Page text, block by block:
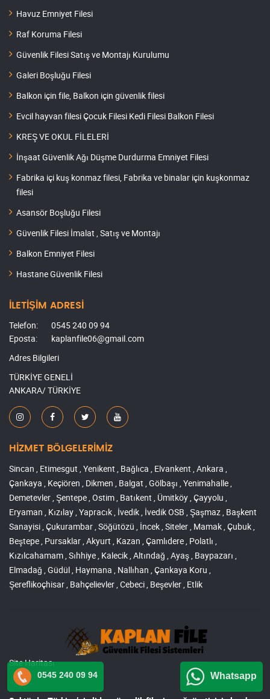
Havuz Emniyet Filesi
Raf Koruma Filesi
Güvenlik Filesi Satış ve Montajı Kurulumu
Galeri Boşluğu Filesi
Balkon için file, Balkon için güvenlik filesi
Evcil hayvan filesi Çocuk Filesi Kedi Filesi Balkon Filesi
KREŞ VE OKUL FİLELERİ
İnşaat Güvenlik Ağı Düşme Durdurma Emniyet Filesi
Fabrika içi kuş konmaz filesi, Fabrika ve binalar için kuşkonmaz
filesi
Asansör Boşluğu Filesi
Güvenlik Filesi İmalat , Satış ve Montajı
Balkon Emniyet Filesi
Hastane Güvenlik Filesi
İLETİŞİM ADRESİ
Telefon:
0545 240 09 94
Eposta:
kaplanfile06@gmail.com
Adres Bilgileri
TÜRKİYE GENELİ
ANKARA/ TÜRKİYE
HİZMET BÖLGELERİMİZ
Sincan , Etimesgut , Yenikent , Bağlıca , Elvankent , Ankara ,
Çankaya , Keçiören , Dikmen , Balgat , Gölbaşı , Yenimahalle ,
Demetevler , Şentepe , Ostim , Batıkent , Ümitköy , Çayyolu ,
Eryaman , Kızılay , Yapracık , İvedik , İvedik OSB , Şaşmaz , Başkent
Sanayisi , Çukurambar , Söğütözü , İncek , Siteler , Mamak , Çubuk ,
Beştepe , Pursaklar , Akyurt , Kazan , Çamlıdere , Polatlı ,
Kızılcahamam , Sıhhiye , Kalecik , Altındağ , Ayaş , Baypazarı ,
Elmadağ , Güdül , Haymana , Nallıhan , Çankaya Koru ,
Şereflikoçhisar , Bahçelievler , Cebeci , Beşevler , Etlik
Site Haritası
0545 240 09 94 Whatsapp